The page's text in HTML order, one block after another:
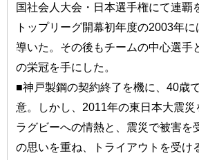
国社会人大会・日本選手権にて連覇
トップリーグ開幕初年度の2003年
導いた。その後もチームの中心選手
の栄冠を手にした。
■神戸製鋼の契約終了を機に、40歳
意。しかし、2011年の東日本大震
ラグビーへの情熱と、震災で被害を
の思いを重ね、トライアウトを受け